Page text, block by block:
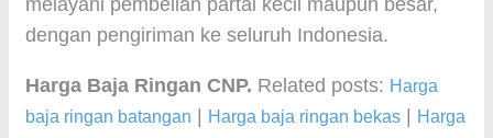
melayani pembelian partai kecil maupun besar,
dengan pengiriman ke seluruh Indonesia.
Harga Baja Ringan CNP. Related posts: Harga
baja ringan batangan
Harga baja ringan bekas Harga